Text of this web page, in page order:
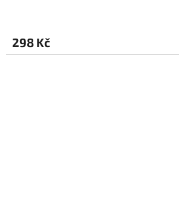
298 Kč